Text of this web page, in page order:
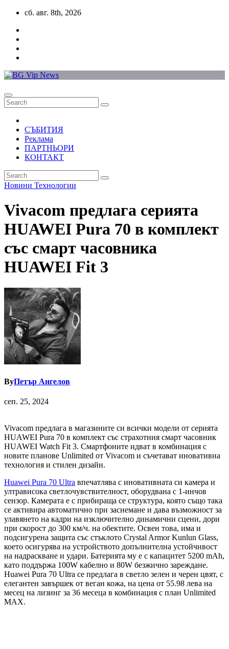
Skip
content
сб. авг. 8th, 2026
СЪБИТИЯ
Реклама
ПАРТНЬОРИ
КОНТАКТ
Новини Технологии
Vivacom предлага серията
HUAWEI Pura 70 в комплект
със смарт часовника
HUAWEI Fit 3
ByПетър Ангелов
сеп. 25, 2024
Vivacom предлага в магазините си всички модели от серията
HUAWEI Pura 70 в комплект със страхотния смарт часовник
HUAWEI Watch Fit 3. Смартфоните идват в комбинация с
новите планове Unlimited от Vivacom и съчетават иновативна
технология и стилен дизайн.
Huawei Pura 70 Ultra впечатлява с иновативната си камера и
ултрависока светлочувствителност, оборудвана с 1-инчов
сензор. Камерата е с прибираща се структура, която също така
се активира автоматично при заснемане и дава възможност за
улавянето на кадри на изключително динамични сцени, дори
при скорост до 300 км/ч. на обектите. Освен това, има и
подсигурена защита със стъклото Crystal Armor Kunlun Glass,
което осигурява на устройството допълнителна устойчивост
на надраскване и удари. Батерията му е с капацитет 5200 mAh,
като поддържа 100W кабелно и 80W безжично зареждане.
Huawei Pura 70 Ultra се предлага в светло зелен и черен цвят, с
елегантен завършек от веган кожа, на цена от 55.98 лева на
месец на лизинг за 36 месеца в комбинация с план Unlimited
MAX.